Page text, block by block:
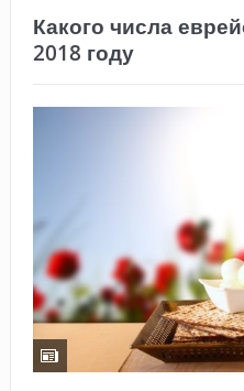
Какого числа
2018 году